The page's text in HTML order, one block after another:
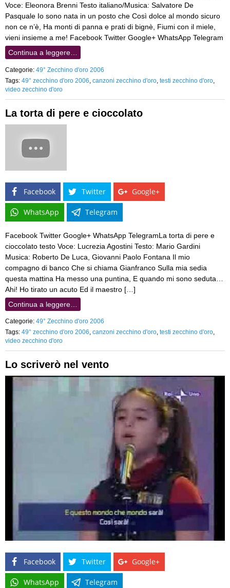
Voce: Eleonora Brenni Testo italiano/Musica: Salvatore De
Pasquale Io sono nata in un posto che Così dolce al mondo sicuro
non ce n’è, Ha monti di panna e prati di bignè, Fiumi con il miele,
vieni insieme a me! Facebook Twitter Google+ WhatsApp Telegram
Continua a leggere…
Categorie: 49° Zecchino d'oro 2006
Tags: 49° zecchino d'oro 2006 canzoni zecchino d'oro testi zecchino d'oro
video zecchino d'oro
La torta di pere e cioccolato
Facebook Twitter Google+
WhatsApp Telegram
Facebook Twitter Google+ WhatsApp TelegramLa torta di pere e
cioccolato testo Voce: Lucrezia Agostini Testo: Mario Gardini
Musica: Roberto De Luca, Giovanni Paolo Fontana Il mio
compagno di banco Che si chiama Gianfranco Sulla mia sedia
questa mattina Ha messo una puntina, E quando mi sono seduta…
Ahi! Ho tirato un acuto Ed il maestro […]
Continua a leggere…
Categorie: 49° Zecchino d'oro 2006
Tags: 49° zecchino d'oro 2006 canzoni zecchino d'oro testi zecchino d'oro
video zecchino d'oro
Lo scriverò nel vento
Facebook Twitter Google+
WhatsApp Telegram